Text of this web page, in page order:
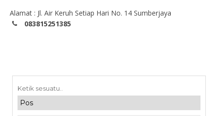
Alamat : Jl. Air Keruh Setiap Hari No. 14 Sumberjaya
083815251385